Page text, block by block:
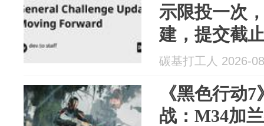
示限投一次
建，提交截
碳基打工人 2026-
《黑色行动
战：M34加